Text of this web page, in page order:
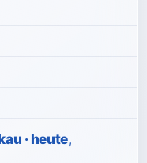
· heute,